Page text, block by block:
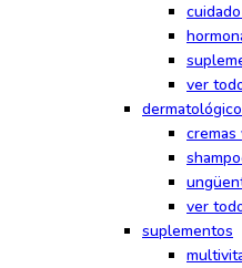
ver
cremas
ver
suplementos